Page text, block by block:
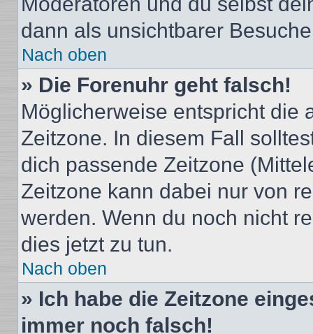
dann als unsichtbarer
Nach oben
» Die Forenuhr geht falsch!
Möglicherweise entspricht die
Zeitzone. In diesem Fall
dich passende Zeitzone
Zeitzone kann dabei nur von
werden. Wenn du noch nicht
dies jetzt zu tun.
Nach oben
» Ich habe die Zeitzone
immer noch falsch!